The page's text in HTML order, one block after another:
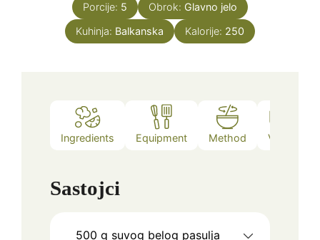
Porcije: 5 Obrok: Glavno jelo
Kuhinja: Balkanska Kalorije: 250
Ingredients Equipment Method Video
Sastojci
500 g suvog belog pasulja